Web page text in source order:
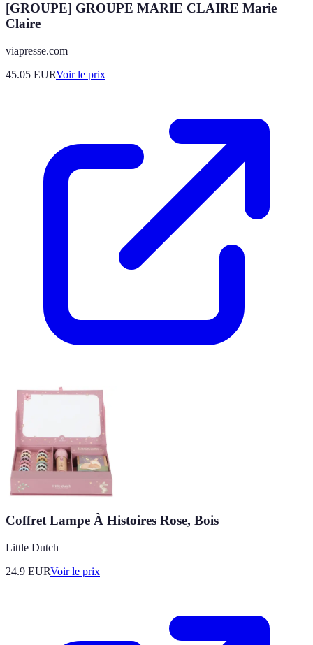
[GROUPE] GROUPE MARIE CLAIRE Marie
Claire
viapresse.com
45.05 EURVoir le prix
Coffret Lampe À Histoires Rose, Bois
Little Dutch
24.9 EURVoir le prix